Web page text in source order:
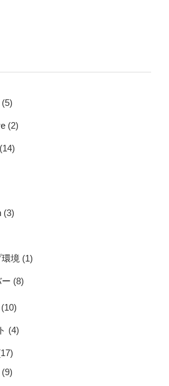
(5)
(2)
(14)
(3)
境 (1)
(8)
(10)
(4)
(9)